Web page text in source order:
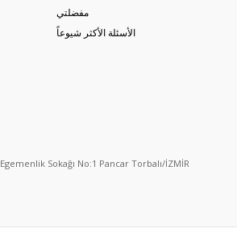
مفضلتي
الأسئلة الأكثر شيوعاً
Sokağı No:1 Pancar Torbalı/İZMİR